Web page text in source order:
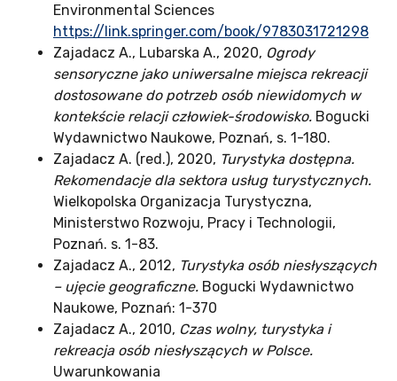
Environmental Sciences
https://link.springer.com/book/9783031721298
Zajadacz A., Lubarska A., 2020, Ogrody
sensoryczne jako uniwersalne miejsca rekreacji
dostosowane do potrzeb osób niewidomych w
kontekście relacji człowiek-środowisko. Bogucki
Wydawnictwo Naukowe, Poznań, s. 1-180.
Zajadacz A. (red.), 2020, Turystyka dostępna.
Rekomendacje dla sektora usług turystycznych.
Wielkopolska Organizacja Turystyczna,
Ministerstwo Rozwoju, Pracy i Technologii,
Poznań. s. 1-83.
Zajadacz A., 2012, Turystyka osób niesłyszących
– ujęcie geograficzne. Bogucki Wydawnictwo
Naukowe, Poznań: 1-370
Zajadacz A., 2010, Czas wolny, turystyka i
rekreacja osób niesłyszących w Polsce.
Uwarunkowania